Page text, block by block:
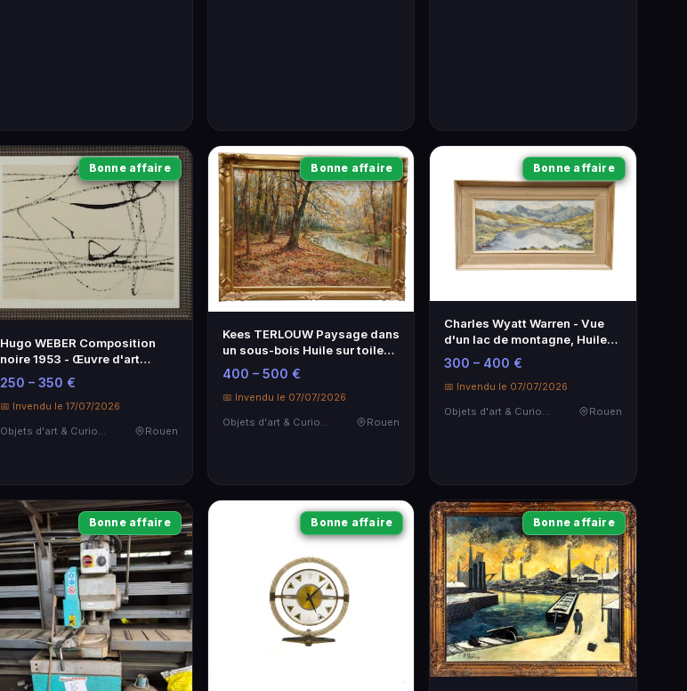
Bonne affaire
Hugo WEBER Composition
noire 1953 - Œuvre d'art
moderne
250 – 350 €
📅 Invendu le 17/07/2026
Objets d'art & Curiosités
Rouen
Bonne affaire
Kees TERLOUW Paysage dans
un sous-bois Huile sur toile
60x81cm
400 – 500 €
📅 Invendu le 07/07/2026
Rouen
Bonne affaire
Charles Wyatt Warren - Vue
d'un lac de montagne, Huile
sur isorel 25x55,5 cm
300 – 400 €
📅 Invendu le 07/07/2026
Objets d'art & Curiosités
Rouen
Bonne affaire Bonne affaire Bonne affaire